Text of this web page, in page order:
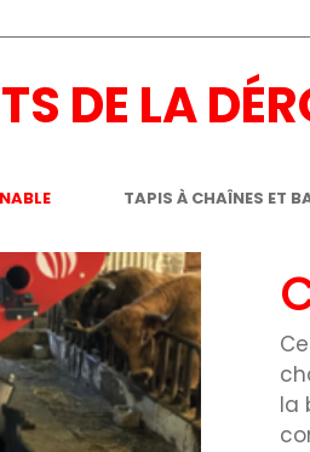
DE LA
TAPIS À CHAÎNES ET
la